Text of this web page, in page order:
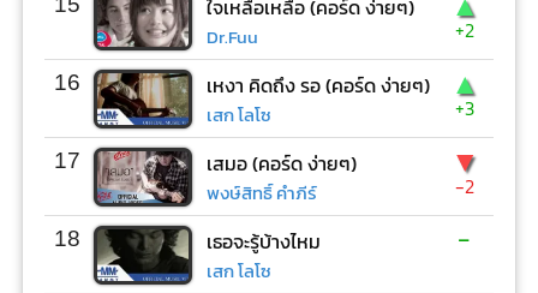
ใจเหลือเหลือ (คอร์ด ง่ายๆ)
Dr.Fuu +2
16 เหงา คิดถึง รอ (คอร์ด ง่ายๆ)
เสก โลโซ
▲
+3
17 เสมอ (คอร์ด ง่ายๆ)
พงษ์สิทธิ์ คำภีร์
▼
-2
18 เธอจะรู้บ้างไหม
เสก โลโซ
-